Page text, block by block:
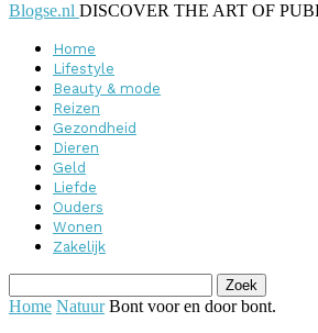
Blogse.nl DISCOVER THE ART OF
Home
Lifestyle
Beauty & mode
Reizen
Gezondheid
Dieren
Geld
Liefde
Ouders
Wonen
Zakelijk
Home Natuur Bont voor en door bont.